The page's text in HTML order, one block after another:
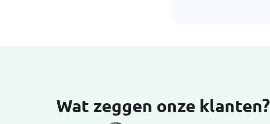
Wat zeggen onze klanten?